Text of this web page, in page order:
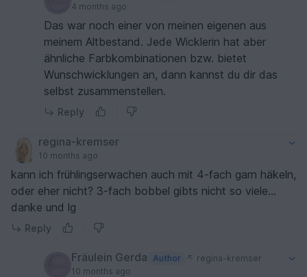
4 months ago
Das war noch einer von meinen eigenen aus
meinem Altbestand. Jede Wicklerin hat aber
ähnliche Farbkombinationen bzw. bietet
Wunschwicklungen an, dann kannst du dir das
selbst zusammenstellen.
Reply
regina-kremser
10 months ago
kann ich frühlingserwachen auch mit 4-fach garn häkeln,
oder eher nicht? 3-fach bobbel gibts nicht so viele...
danke und lg
Reply
Fräulein Gerda Author
regina-kremser
10 months ago